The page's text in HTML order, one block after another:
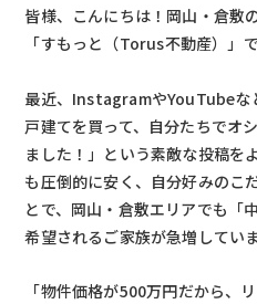
皆様、こんにちは！岡山・倉敷
「すもっと（Torus不動産）」
最近、InstagramやYouTubeな
戸建てを買って、自分たちでオ
ました！」という素敵な投稿を
も圧倒的に安く、自分好みのこ
とで、岡山・倉敷エリアでも「
希望されるご家族が急増していま
「物件価格が500万円だから、